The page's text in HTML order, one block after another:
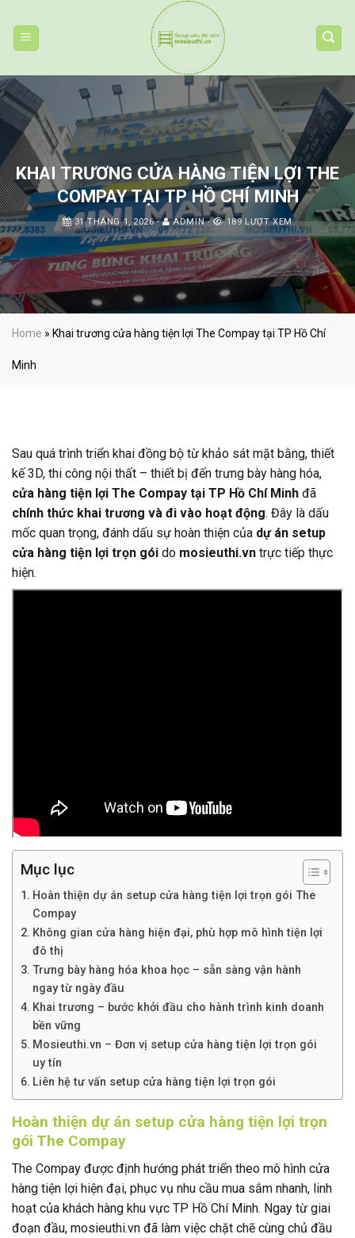
content
KHAI TRƯƠNG CỬA HÀNG TIỆN LỢI THE
COMPAY TẠI TP HỒ CHÍ MINH
31 THÁNG 1, 2026- ADMIN- 189 LƯỢT XEM
Home » Khai trương cửa hàng tiện lợi The Compay tại TP Hồ Chí
Minh
Sau quá trình triển khai đồng bộ từ khảo sát mặt bằng, thiết
kế 3D, thi công nội thất – thiết bị đến trưng bày hàng hóa,
cửa hàng tiện lợi The Compay tại TP Hồ Chí Minh đã
chính thức khai trương và đi vào hoạt động. Đây là dấu
mốc quan trọng, đánh dấu sự hoàn thiện của dự án setup
cửa hàng tiện lợi trọn gói do mosieuthi.vn trực tiếp thực
hiện.
Mục lục
Hoàn thiện dự án setup cửa hàng tiện lợi trọn gói The
Compay
Không gian cửa hàng hiện đại, phù hợp mô hình tiện lợi
đô thị
Trưng bày hàng hóa khoa học – sẵn sàng vận hành
ngay từ ngày đầu
Khai trương – bước khởi đầu cho hành trình kinh doanh
bền vững
Mosieuthi.vn – Đơn vị setup cửa hàng tiện lợi trọn gói
uy tín
Liên hệ tư vấn setup cửa hàng tiện lợi trọn gói
Hoàn thiện dự án setup cửa hàng tiện lợi trọn
gói The Compay
The Compay được định hướng phát triển theo mô hình cửa
hàng tiện lợi hiện đại, phục vụ nhu cầu mua sắm nhanh, linh
hoạt của khách hàng khu vực TP Hồ Chí Minh. Ngay từ giai
đoạn đầu, mosieuthi.vn đã làm việc chặt chẽ cùng chủ đầu